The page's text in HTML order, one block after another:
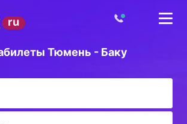
Тюмень - Баку